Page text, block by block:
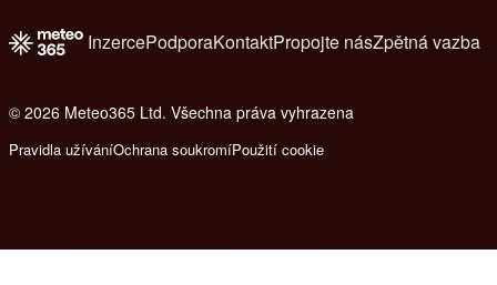
InzercePodporaKontaktPropojte násZpětná vazba
© 2026 Meteo365 Ltd. Všechna práva vyhrazena
Pravidla užíváníOchrana soukromíPoužití cookie